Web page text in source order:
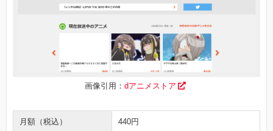
画像引用： dアニメストア
月額（税込） 440円